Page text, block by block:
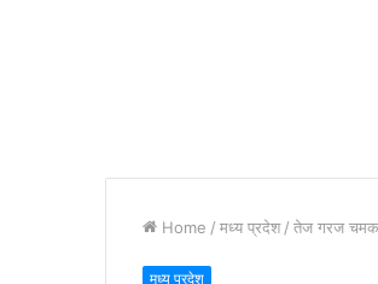
Home / मध्य प्रदेश / तेज गरज चमक
मध्य प्रदेश